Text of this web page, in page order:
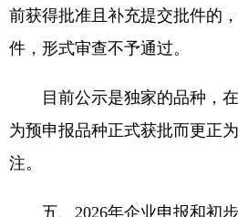
前获得批准且补充提交批件的
件，形式审查不予通过。
目前公示是独家的品种，在
为预申报品种正式获批而更正
注。
五、2026年企业申报和初步